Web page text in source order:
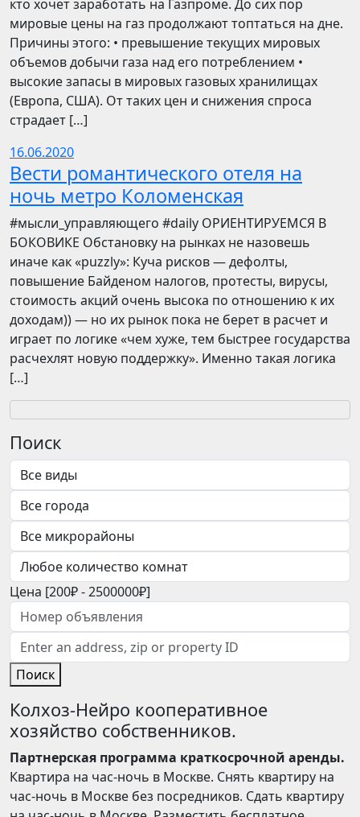
кто хочет заработать на Газпроме. До сих пор
мировые цены на газ продолжают топтаться на дне.
Причины этого: • превышение текущих мировых
объемов добычи газа над его потреблением •
высокие запасы в мировых газовых хранилищах
(Европа, США). От таких цен и снижения спроса
страдает […]
16.06.2020
Вести романтического отеля на
ночь метро Коломенская
​​#мысли_управляющего #daily ОРИЕНТИРУЕМСЯ В
БОКОВИКЕ Обстановку на рынках не назовешь
иначе как «puzzly»: Куча рисков — дефолты,
повышение Байденом налогов, протесты, вирусы,
стоимость акций очень высока по отношению к их
доходам)) — но их рынок пока не берет в расчет и
играет по логике «чем хуже, тем быстрее государства
расчехлят новую поддержку». Именно такая логика
[…]
Поиск
Цена [200₽-2500000₽]
Поиск
Колхоз-Нейро кооперативное
хозяйство собственников.
Партнерская программа краткосрочной аренды.
Квартира на час-ночь в Москве. Снять квартиру на
час-ночь в Москве без посредников. Сдать квартиру